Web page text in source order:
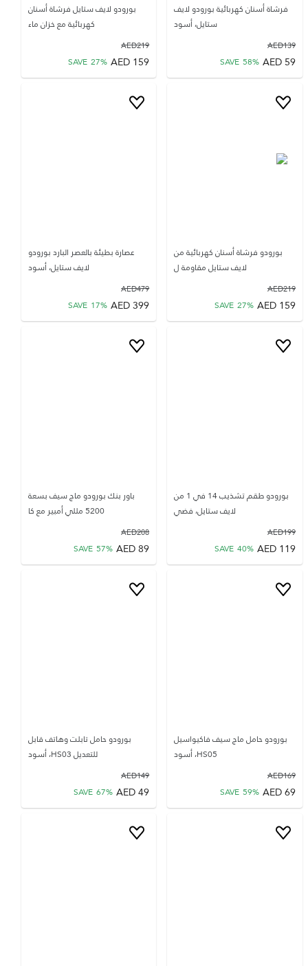
فرشاة أسنان كهربائية بورودو لايف
ستايل، أسود
139
AED
59
AED
SAVE 58%
بورودو لايف ستايل فرشاة أسنان
كهربائية مع خزان ماء
219
AED
159
AED
SAVE 27%
بورودو فرشاة أسنان كهربائية من
لايف ستايل مقاومة ل
219
AED
159
AED
SAVE 27%
عصارة بطيئة بالعصر البارد بورودو
لايف ستايل، أسود
479
AED
399
AED
SAVE 17%
بورودو طقم تشذيب 14 في 1 من
لايف ستايل، فضي
199
AED
119
AED
SAVE 40%
باور بنك بورودو ماج سيف بسعة
5200 مللي أمبير مع كا
208
AED
89
AED
SAVE 57%
بورودو حامل ماج سيف فاكيواسيل
HS05، أسود
169
AED
69
AED
SAVE 59%
بورودو حامل تابلت وهاتف قابل
للتعديل HS03، أسود
149
AED
49
AED
SAVE 67%